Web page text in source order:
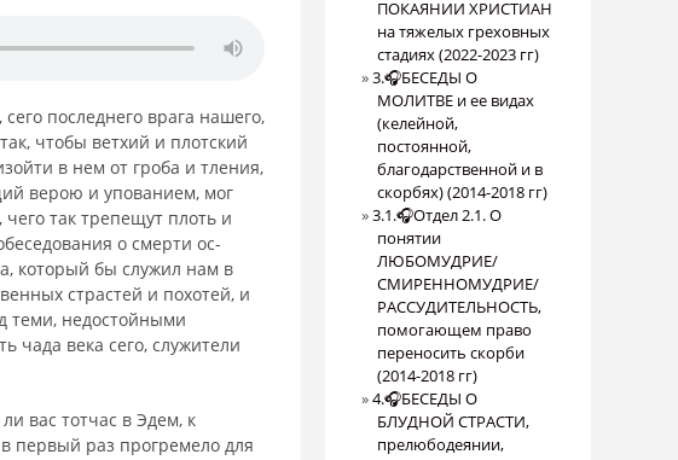
последнего врага нашего,
чтобы ветхий и плот­ский
в нем от гроба и тления,
верою и упованием, мог
так трепещут плоть и
о смерти ос­
который бы служил нам в
страстей и похотей, и
теми, недостойными
чада века сего, служители
вас тотчас в Эдем, к
первый раз прогремело для
ПОКАЯНИИ ХРИСТИАН
на тяжелых греховных
стадиях (2022-2023 гг)
3.🎧БЕСЕДЫ О
МОЛИТВЕ и ее видах
(келейной,
постоянной,
благодарственной и в
скорбях) (2014-2018 гг)
3.1.🎧Отдел 2.1. О
понятии
ЛЮБОМУДРИЕ/
СМИРЕННОМУДРИЕ/
РАССУДИТЕЛЬНОСТЬ,
помогающем право
переносить скорби
(2014-2018 гг)
4.🎧БЕСЕДЫ О
БЛУДНОЙ СТРАСТИ,
прелюбодеянии,